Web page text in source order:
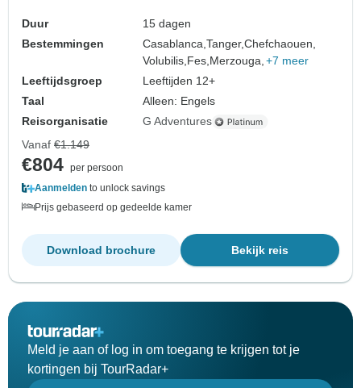
Duur
15 dagen
Bestemmingen
Casablanca,Tanger,Chefchaouen,
Volubilis, Fes, Merzouga, +7 meer
Leeftijdsgroep
Leeftijden 12+
Taal
Alleen: Engels
Reisorganisatie
G Adventures
Vanaf €1.149
€804 per persoon
Aanmelden to unlock savings
Prijs gebaseerd op gedeelde kamer
Bekijk reis
Download brochure
Meld je aan of log in om toegang te krijgen tot je
kortingen bij TourRadar+